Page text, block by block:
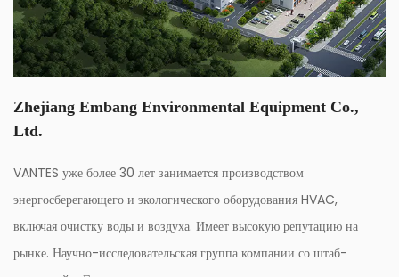
различных сценариев управления сточными водами.
Условия эксплуатации
Насосная станция для очистки сточных вод с постоянным
магнитом VD-B120L может работать непрерывно при
следующих условиях:
Подходит для сточных вод со значением pH от 4 до 10,
обеспечивая совместимость с широким спектром типов
сточных вод.
Неметаллический и нетяжелый мусор:
Zhejiang Embang Environmental Equipment Co.,
Ltd.
VANTES уже более 30 лет занимается производством
энергосберегающего и экологического оборудования HVAC,
включая очистку воды и воздуха. Имеет высокую репутацию на
рынке. Научно-исследовательская группа компании со штаб-